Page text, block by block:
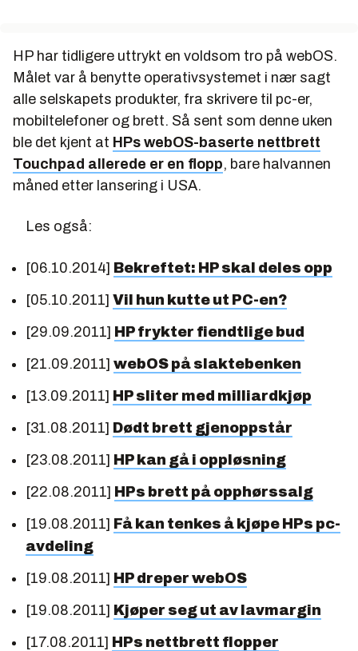
HP har tidligere uttrykt en voldsom tro på webOS.
Målet var å benytte operativsystemet i nær sagt
alle selskapets produkter, fra skrivere til pc-er,
mobiltelefoner og brett. Så sent som denne uken
ble det kjent at HPs webOS-baserte nettbrett
Touchpad allerede er en flopp, bare halvannen
måned etter lansering i USA.
Les også:
[06.10.2014] Bekreftet: HP skal deles opp
[05.10.2011] Vil hun kutte ut PC-en?
[29.09.2011] HP frykter fiendtlige bud
[21.09.2011] webOS på slaktebenken
[13.09.2011] HP sliter med milliardkjøp
[31.08.2011] Dødt brett gjenoppstår
[23.08.2011] HP kan gå i oppløsning
[22.08.2011] HPs brett på opphørssalg
[19.08.2011] Få kan tenkes å kjøpe HPs pc-
avdeling
[19.08.2011] HP dreper webOS
[19.08.2011] Kjøper seg ut av lavmargin
[17.08.2011] HPs nettbrett flopper